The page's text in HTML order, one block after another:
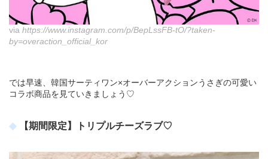
via https://www.instagram.com/p/BepLssFB-tO/?taken-
by=overaction_official_kor
では早速、韓国サーティワン×オーバーアクションうさぎの可愛い
コラボ商品を見ていきましょう♡
【期間限定】トリプルチーズラブ♡